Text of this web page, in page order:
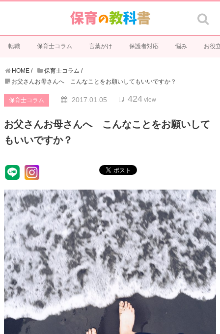
転職 保育士コラム 言葉がけ 保護者対応 悩み お役
HOME / 保育士コラム /
お父さんお母さんへ こんなことをお願いしてもいいですか？
保育士コラム 2017.01.05 424 view
お父さんお母さんへ こんなことをお願いして
もいいですか？